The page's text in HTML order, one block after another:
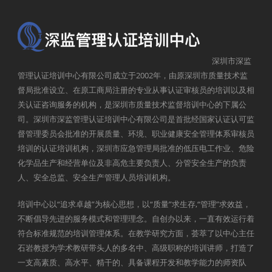
深圳市深监
管理认证培训中心有限公司成立于2002年，由原深圳市质量技术监
督局批准设立、在原工商局注册的专业从事认证审核员的培训以及相
关认证咨询服务的机构，是深圳市质量技术监督培训中心的下属公
司。深圳市深监管理认证培训中心有限公司是首批经国家认证认可监
督管理委员会批准的开展质量、环境、职业健康安全管理体系审核员
培训的认证培训机构，深圳市应急管理局批准的低压电工作业、危险
化学品生产和经营单位及非高危主要负责人、分管安全生产的负责
人、安全总监、安全生产管理人员培训机构。
培训中心以“追求卓越”为核心思想，以“质量”求生存,“管理”求效益，
不断倡导先进的服务模式和管理理念。自创办以来，一直有效运行着
符合标准规范的培训管理体系。在教学研究方面，荟萃了以中心主任
石岩教授为学术教研带头人的多名中、高级职称的培训讲师，打造了
一支高素质、高水平、精干的、具备课程开发和教学能力的师资队